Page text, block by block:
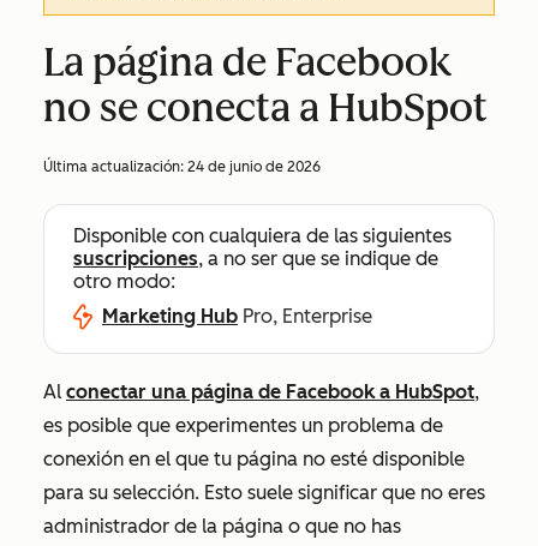
La página de Facebook
no se conecta a HubSpot
Última actualización: 24 de junio de 2026
Disponible con cualquiera de las siguientes
suscripciones, a no ser que se indique de
otro modo:
Marketing Hub Pro, Enterprise
Al conectar una página de Facebook a HubSpot,
es posible que experimentes un problema de
conexión en el que tu página no esté disponible
para su selección. Esto suele significar que no eres
administrador de la página o que no has